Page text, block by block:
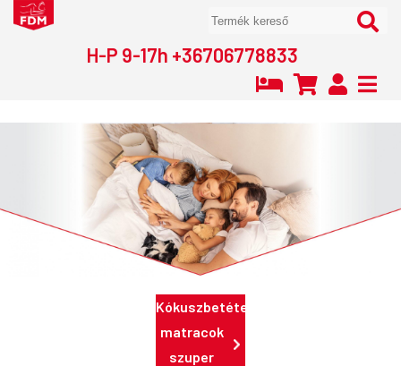
H-P 9-17h +36706778833
Kókuszbetétes
matracok
szuper